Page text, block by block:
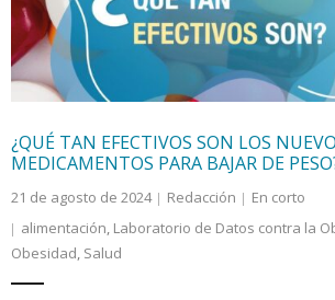
¿QUÉ TAN EFECTIVOS SON LOS
MEDICAMENTOS PARA BAJAR DE
21 de agosto de 2024 Redacción
En corto
alimentación, Laboratorio de Datos contra la
Obesidad, Salud